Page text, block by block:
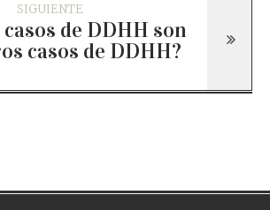
SIGUIENTE
de DDHH son
casos de DDHH?